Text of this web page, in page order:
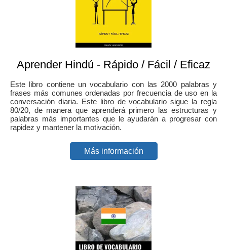
Aprender Hindú - Rápido / Fácil / Eficaz
Este libro contiene un vocabulario con las 2000 palabras y
frases más comunes ordenadas por frecuencia de uso en la
conversación diaria. Este libro de vocabulario sigue la regla
80/20, de manera que aprenderá primero las estructuras y
palabras más importantes que le ayudarán a progresar con
rapidez y mantener la motivación.
Más información